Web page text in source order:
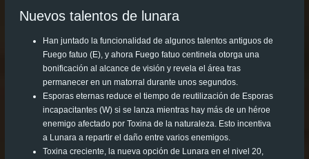
Nuevos talentos de lunara
Han juntado la funcionalidad de algunos talentos antiguos de
Fuego fatuo (E), y ahora Fuego fatuo centinela otorga una
bonificación al alcance de visión y revela el área tras
permanecer en un matorral durante unos segundos.
Esporas eternas reduce el tiempo de reutilización de Esporas
incapacitantes (W) si se lanza mientras hay más de un héroe
enemigo afectado por Toxina de la naturaleza. Esto incentiva
a Lunara a repartir el daño entre varios enemigos.
Toxina creciente, la nueva opción de Lunara en el nivel 20,